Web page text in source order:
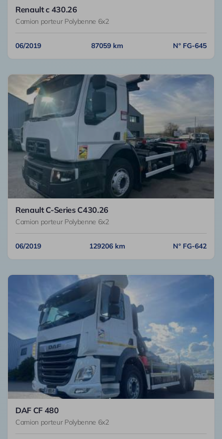
Renault c 430.26
Camion porteur Polybenne 6x2
06/2019 87059 km N° FG-645
Renault C-Series C430.26
Camion porteur Polybenne 6x2
06/2019 129206 km N° FG-642
DAF CF 480
Camion porteur Polybenne 6x2